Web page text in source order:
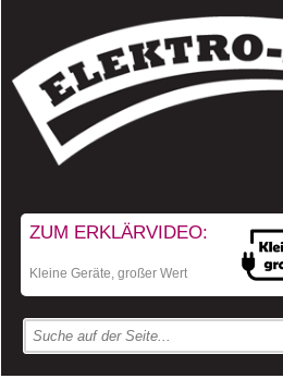
ZUM ERKLÄRVIDEO:
Kleine Geräte, großer Wert